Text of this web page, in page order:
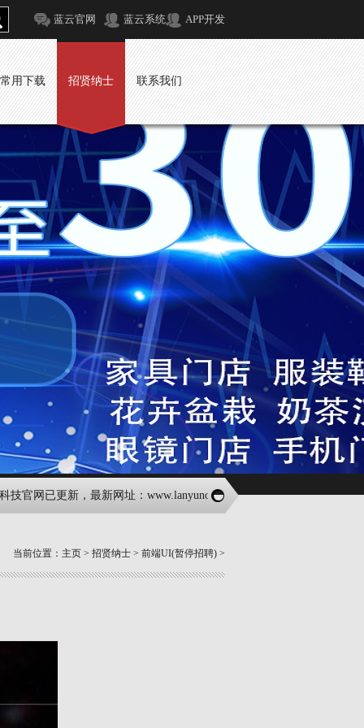
蓝云官网 蓝云系统 APP开发
常用下载 招贤纳士 联系我们
官网已更新，最新网址：www.lanyunone.com;请前往最新官网获取最新
当前位置： 主页 > 招贤纳士 > 前端UI(暂停招聘) >